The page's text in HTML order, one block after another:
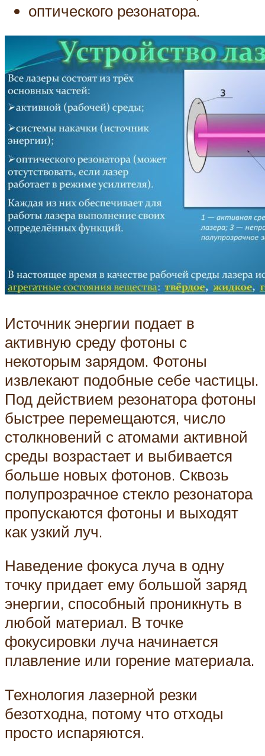
оптического резонатора.
Источник энергии подает в
активную среду фотоны с
некоторым зарядом. Фотоны
извлекают подобные себе частицы.
Под действием резонатора фотоны
быстрее перемещаются, число
столкновений с атомами активной
среды возрастает и выбивается
больше новых фотонов. Сквозь
полупрозрачное стекло резонатора
пропускаются фотоны и выходят
как узкий луч.
Наведение фокуса луча в одну
точку придает ему большой заряд
энергии, способный проникнуть в
любой материал. В точке
фокусировки луча начинается
плавление или горение материала.
Технология лазерной резки
безотходна, потому что отходы
просто испаряются.